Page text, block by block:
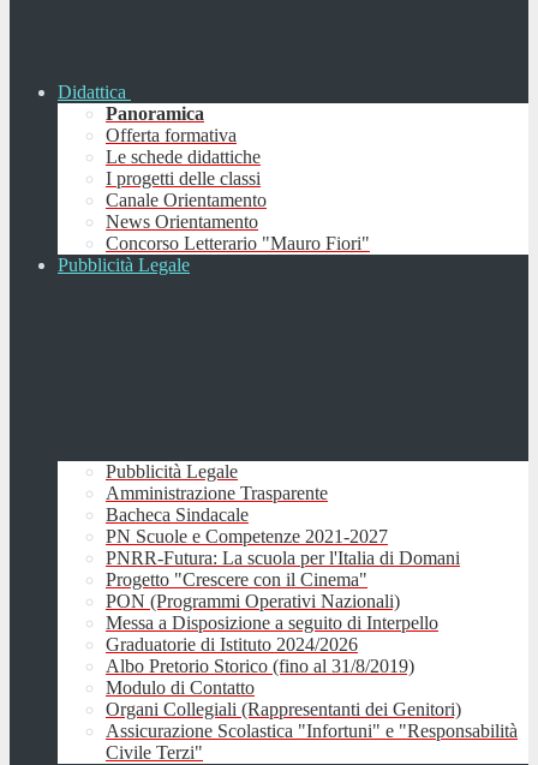
Didattica
Panoramica
Offerta formativa
Le schede didattiche
I progetti delle classi
Canale Orientamento
News Orientamento
Concorso Letterario "Mauro Fiori"
Pubblicità Legale
Pubblicità Legale
Amministrazione Trasparente
Bacheca Sindacale
PN Scuole e Competenze 2021-2027
PNRR-Futura: La scuola per l'Italia di Domani
Progetto "Crescere con il Cinema"
PON (Programmi Operativi Nazionali)
Messa a Disposizione a seguito di Interpello
Graduatorie di Istituto 2024/2026
Albo Pretorio Storico (fino al 31/8/2019)
Modulo di Contatto
Organi Collegiali (Rappresentanti dei Genitori)
Assicurazione Scolastica "Infortuni" e "Responsabilità
Civile Terzi"